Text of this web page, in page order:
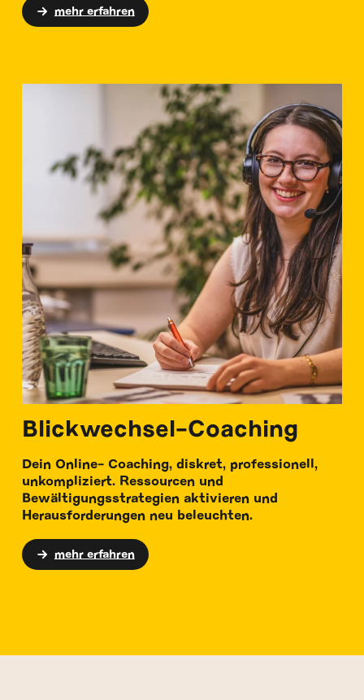
mehr erfahren
Blickwechsel-Coaching
Dein Online- Coaching, diskret, professionell,
unkompliziert. Ressourcen und
Bewältigungsstrategien aktivieren und
Herausforderungen neu beleuchten.
mehr erfahren